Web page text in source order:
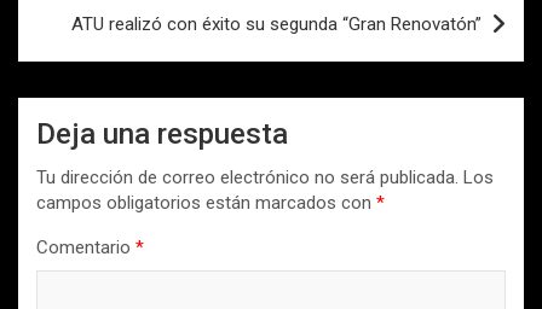
ATU realizó con éxito su segunda “Gran Renovatón”
Deja una respuesta
Tu dirección de correo electrónico no será publicada. Los
campos obligatorios están marcados con *
Comentario *